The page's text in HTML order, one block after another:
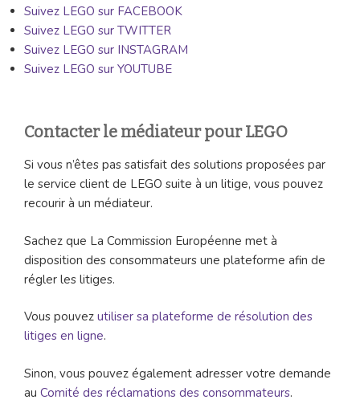
Suivez LEGO sur FACEBOOK
Suivez LEGO sur TWITTER
Suivez LEGO sur INSTAGRAM
Suivez LEGO sur YOUTUBE
Contacter le médiateur pour LEGO
Si vous n’êtes pas satisfait des solutions proposées par
le service client de LEGO suite à un litige, vous pouvez
recourir à un médiateur.
Sachez que La Commission Européenne met à
disposition des consommateurs une plateforme afin de
régler les litiges.
Vous pouvez utiliser sa plateforme de résolution des
litiges en ligne.
Sinon, vous pouvez également adresser votre demande
au Comité des réclamations des consommateurs.